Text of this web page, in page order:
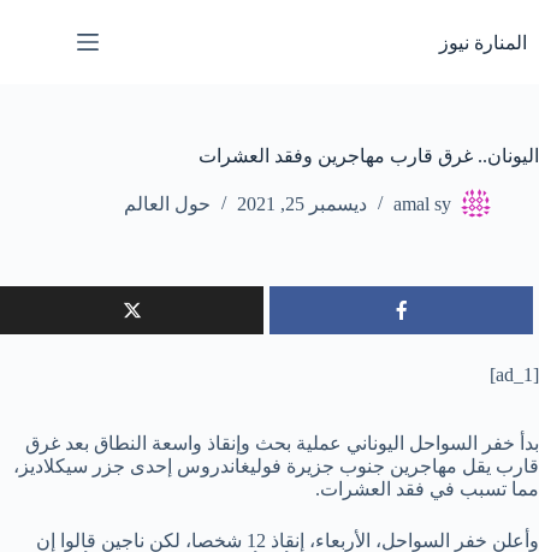
إلى
المحتوى
المنارة نيوز
اليونان.. غرق قارب مهاجرين وفقد العشرات
amal sy ديسمبر 25, 2021 حول العالم
[ad_1]
بدأ خفر السواحل اليوناني عملية بحث وإنقاذ واسعة النطاق بعد غرق
قارب يقل مهاجرين جنوب جزيرة فوليغاندروس إحدى جزر سيكلاديز،
مما تسبب في فقد العشرات.
وأعلن خفر السواحل، الأربعاء، إنقاذ 12 شخصا، لكن ناجين قالوا إن